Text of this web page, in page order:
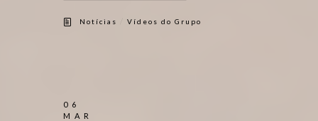
Notícias Vídeos do Grupo
06
MAR